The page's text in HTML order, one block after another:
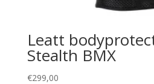
Leatt
Stealth BMX
€299,00